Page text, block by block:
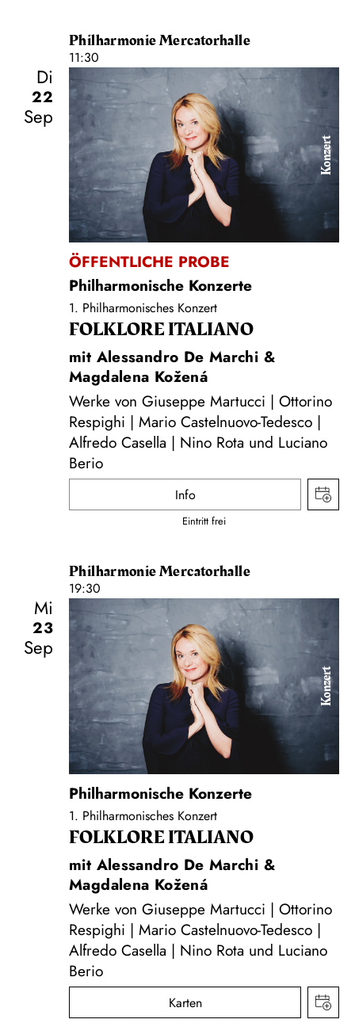
Philharmonie Mercatorhalle
11:30
Di
22
Sep
Konzert
ÖFFENTLICHE PROBE
Philharmonische Konzerte
1. Philharmonisches Konzert
FOLKLORE ITALIANO
mit Alessandro De Marchi &
Magdalena Kožená
Werke von Giuseppe Martucci | Ottorino
Respighi | Mario Castelnuovo-Tedesco |
Alfredo Casella | Nino Rota und Luciano
Berio
Info
Eintritt frei
Philharmonie Mercatorhalle
19:30
Mi
23
Sep
Konzert
Philharmonische Konzerte
1. Philharmonisches Konzert
FOLKLORE ITALIANO
mit Alessandro De Marchi &
Magdalena Kožená
Werke von Giuseppe Martucci | Ottorino
Respighi | Mario Castelnuovo-Tedesco |
Alfredo Casella | Nino Rota und Luciano
Berio
Karten